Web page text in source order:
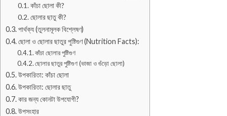
কাঁচা ছোলা কী?
ছোলার ছাতু কী?
পার্থক্য (তুলনামূলক বিশ্লেষণ)
ছোলা ও ছোলার ছাতুর পুষ্টিগুণ (Nutrition Facts):
কাঁচা ছোলার পুষ্টিগুণ
ছোলার ছাতুর পুষ্টিগুণ (ভাজা ও গুঁড়ো ছোলা)
উপকারিতা: কাঁচা ছোলা
উপকারিতা: ছোলার ছাতু
কার জন্য কোনটা উপযোগী?
উপসংহার